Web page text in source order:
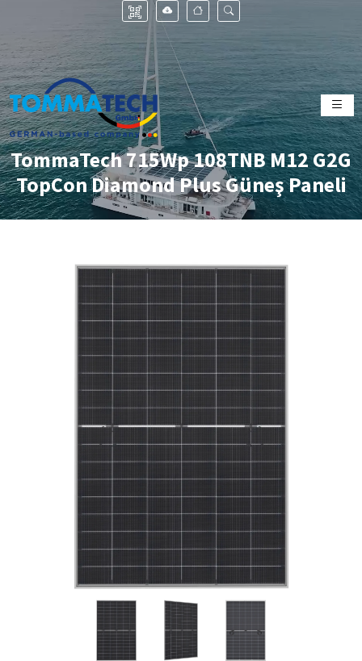
TommaTech 715Wp 108TNB M12 G2G
TopCon Diamond Plus Güneş Paneli